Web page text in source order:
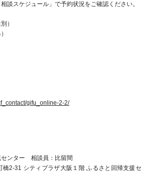
談スケジュール」で予約状況をご確認ください。
）
gifu_online-2-2/
ンター 相談員：比留間
橋2-31 シティプラザ大阪１階 ふるさと回帰支援セ